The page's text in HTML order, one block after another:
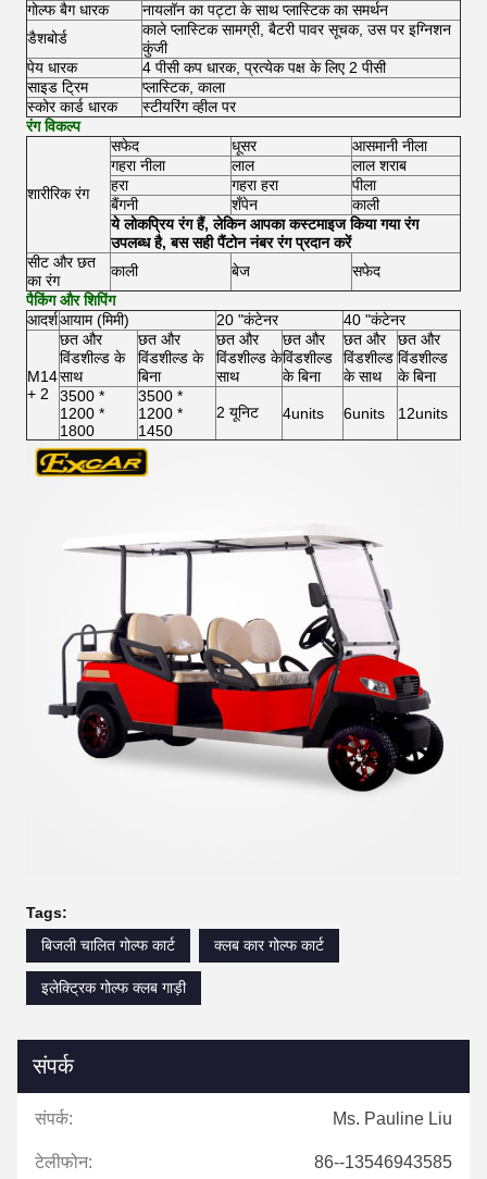
गोल्फ बैग धारक
नायलॉन का पट्टा के साथ प्लास्टिक का समर्थन
डैशबोर्ड
काले प्लास्टिक सामग्री, बैटरी पावर सूचक, उस पर इग्निशन
कुंजी
पेय धारक
4 पीसी कप धारक, प्रत्येक पक्ष के लिए 2 पीसी
साइड ट्रिम
प्लास्टिक, काला
स्कोर कार्ड धारक
स्टीयरिंग व्हील पर
रंग विकल्प
शारीरिक रंग
सफेद धूसर
आसमानी नीला
गहरा नीला
लाल
लाल शराब
हरा
गहरा हरा
पीला
बैंगनी
शँपेन
काली
ये लोकप्रिय रंग हैं, लेकिन आपका कस्टमाइज किया गया रंग
उपलब्ध है, बस सही पैंटोन नंबर रंग प्रदान करें
सीट और छत
का रंग
काली बेज
सफेद
पैकिंग और शिपिंग
आदर्शआयाम (मिमी) 20 "कंटेनर 40 "कंटेनर
M14
+ 2
छत और
विंडशील्ड के
साथ
छत और
विंडशील्ड के
बिना
छत और
विंडशील्ड के
साथ
छत और
विंडशील्ड
के बिना
छत और
विंडशील्ड
के साथ
छत और
विंडशील्ड
के बिना
3500 *
1200 *
1800
3500 *
1200 *
1450
2 यूनिट 4units 6units 12units
Tags:
बिजली चालित गोल्फ कार्ट
क्लब कार गोल्फ कार्ट
इलेक्ट्रिक गोल्फ क्लब गाड़ी
संपर्क
संपर्क: Ms. Pauline Liu
टेलीफोन: 86--13546943585